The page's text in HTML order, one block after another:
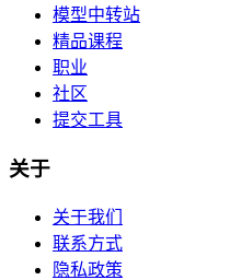
模型中转站
精品课程
职业
社区
提交工具
关于
关于我们
联系方式
隐私政策